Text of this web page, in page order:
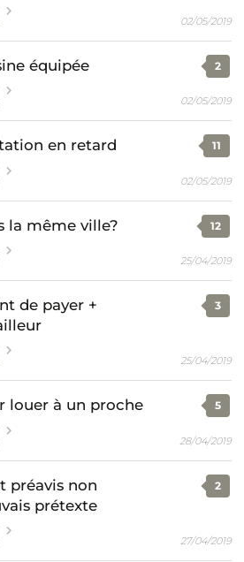
02/05/2019
équipée 2
02/05/2019
en retard 11
02/05/2019
la même ville? 12
25/04/2019
de payer +
3
25/04/2019
louer à un proche 5
28/04/2019
préavis non
prétexte
2
27/04/2019